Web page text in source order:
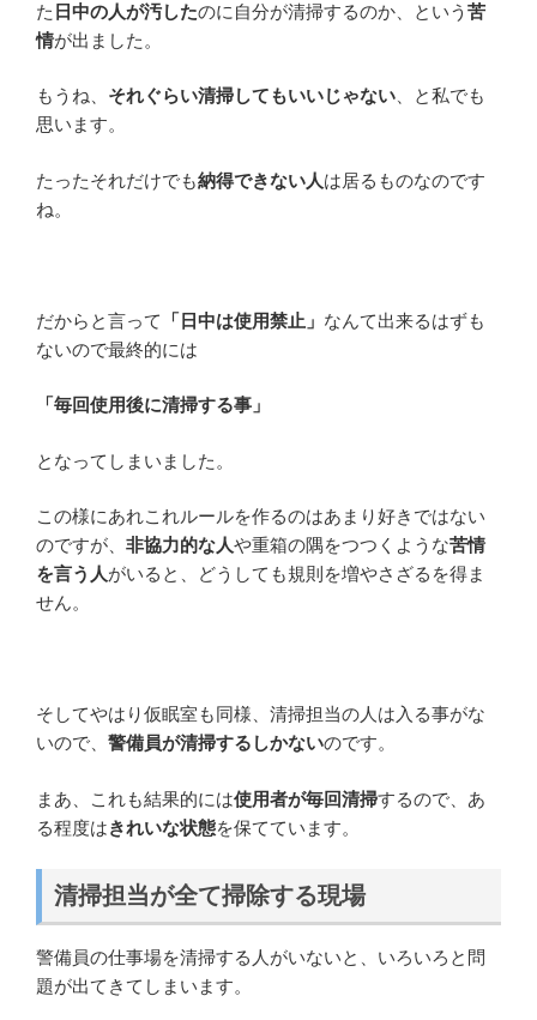
た 日中の人が汚したのに自分が清掃するのか、という 苦
情が出ました。
もうね、 それぐらい清掃してもいいじゃない 、と私でも
思います。
たったそれだけでも納得できない人は居るものなのです
ね。
だからと言って 「日中は使用禁止」 なんて出来るはずも
ないので最終的には
「毎回使用後に清掃する事」
となってしまいました。
この様にあれこれルールを作るのはあまり好きではない
のですが、 非協力的な人や重箱の隅をつつくような苦情
を言う人がいると、どうしても規則を増やさざるを得ま
せん。
そしてやはり仮眠室も同様、清掃担当の人は入る事がな
いので、 警備員が清掃するしかないのです。
まあ、これも結果的には使用者が毎回清掃するので、あ
る程度はきれいな状態を保てています。
清掃担当が全て掃除する現場
警備員の仕事場を清掃する人がいないと、いろいろと問
題が出てきてしまいます。